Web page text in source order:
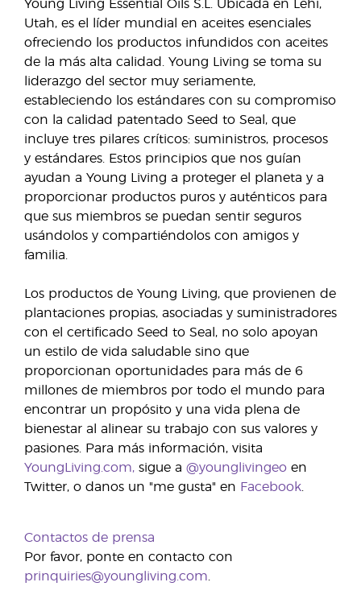
Young Living Essential Oils S.L. Ubicada en Lehi,
Utah, es el líder mundial en aceites esenciales
ofreciendo los productos infundidos con aceites
de la más alta calidad. Young Living se toma su
liderazgo del sector muy seriamente,
estableciendo los estándares con su compromiso
con la calidad patentado Seed to Seal, que
incluye tres pilares críticos: suministros, procesos
y estándares. Estos principios que nos guían
ayudan a Young Living a proteger el planeta y a
proporcionar productos puros y auténticos para
que sus miembros se puedan sentir seguros
usándolos y compartiéndolos con amigos y
familia.
Los productos de Young Living, que provienen de
plantaciones propias, asociadas y suministradores
con el certificado Seed to Seal, no solo apoyan
un estilo de vida saludable sino que
proporcionan oportunidades para más de 6
millones de miembros por todo el mundo para
encontrar un propósito y una vida plena de
bienestar al alinear su trabajo con sus valores y
pasiones. Para más información, visita
YoungLiving.com, sigue a @younglivingeo en
Twitter, o danos un "me gusta" en Facebook
Contactos de prensa
Por favor, ponte en contacto con
prinquiries@youngliving.com